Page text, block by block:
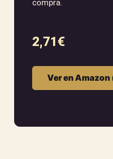
compra.
2,71€
Ver en Amazon